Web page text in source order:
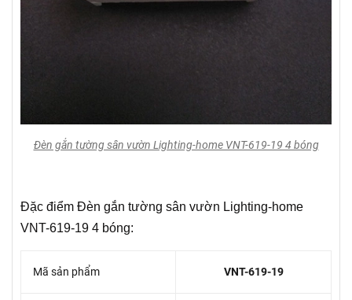
Đèn gắn tường sân vườn Lighting-home VNT-619-19 4 bóng
Đặc điểm Đèn gắn tường sân vườn Lighting-home
VNT-619-19 4 bóng:
Mã sản phẩm VNT-619-19